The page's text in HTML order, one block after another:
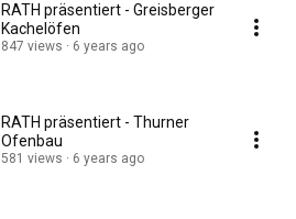
RATH präsentiert - Greisberger
Kachelöfen
847 views 6 years ago
RATH präsentiert - Thurner
Ofenbau
581 views 6 years ago